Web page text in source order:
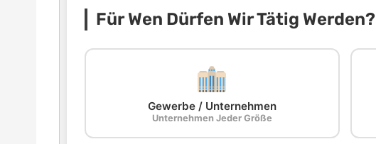
Für Wen Dürfen Wir Tätig Werden?
Gewerbe / Unternehmen
Unternehmen Jeder Größe